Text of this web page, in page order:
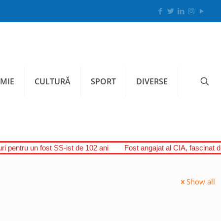
CULTURĂ SPORT DIVERSE
pentru un fost SS-ist de 102 ani Fost angajat al CIA, fascinat
Show all